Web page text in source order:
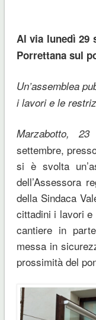
Al via lunedì 29
Porrettana sul
Un’assemblea
i lavori e le
Marzabotto,
settembre,
si è svolta
dell’Assessora
della Sindaca
cittadini i lavori
cantiere in
messa in
prossimità del